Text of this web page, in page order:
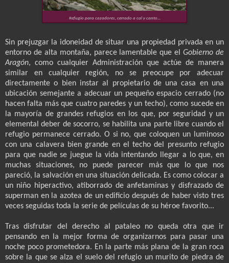
Refugio para cazadores, cerrado a cal y canto...
Sin prejuzgar la idoneidad de situar una propiedad privada en un
entorno de alta montaña, parece lamentable que elGobierno de
Aragón, como cualquier Administración que actúe de manera
similar en cualquier región, no se preocupe por adecuar
directamente o bien instar al propietario de una casa en una
ubicación semejante a adecuar un pequeño espacio cerrado (no
hacen falta más que cuatro paredes y un techo), como sucede en
la mayoría de grandes refugios en los que, por seguridad y un
elemental deber de socorro, se habilita una parte libre cuando el
refugio permanece cerrado. O si no, que coloquen un luminoso
con una calavera bien grande en el techo del presunto refugio
para que nadie se juegue la vida intentando llegar a lo que, en
muchas situaciones, no puede parecer más que lo que nos
pareció, la salvación en una situación delicada. Es como colocar a
un niño hiperactivo, atiborrado de anfetaminas y disfrazado de
superman en la azotea de un edificio después de haber visto tres
veces seguidas toda la serie de películas de su héroe favorito...
Tras disfrutar del derecho al pataleo no queda otra que ir
pensando en la mejor forma de organizarnos para pasar una
noche poco prometedora. En la parte más plana de la gran roca
sobre la que se alza el suelo del refugio un murito de piedra de